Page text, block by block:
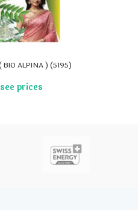
BIO ALPINA ) (5195)